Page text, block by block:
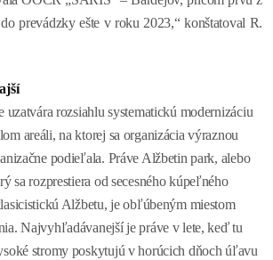
prevádzky ešte v roku 2023,“ konštatoval R.
rozsiahlu systematickú modernizáciu
areáli, na ktorej sa organizácia výraznou
podieľala. Práve Alžbetin park, alebo
sa rozprestiera od secesného kúpeľného
Alžbetu, je obľúbeným miestom
Najvyhľadávanejší je práve v lete, keď tu
stromy poskytujú v horúcich dňoch úľavu